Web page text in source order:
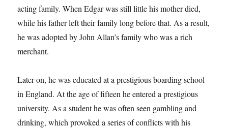
acting family. When Edgar was still little his mother died,
while his father left their family long before that. As a result,
he was adopted by John Allan’s family who was a rich
merchant.
Later on, he was educated at a prestigious boarding school
in England. At the age of fifteen he entered a prestigious
university. As a student he was often seen gambling and
drinking, which provoked a series of conflicts with his